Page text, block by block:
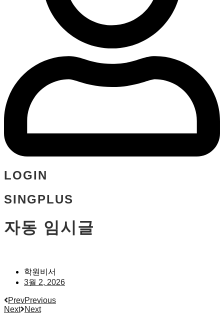
LOGIN
SINGPLUS
자동 임시글
학원비서
3월 2, 2026
PrevPrevious
Next Next